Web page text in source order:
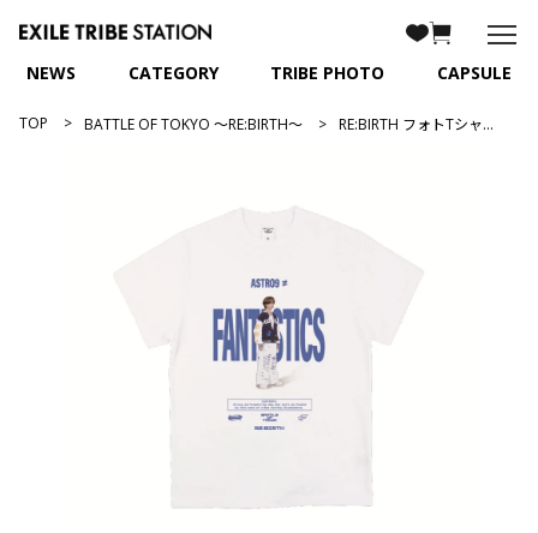
NEWS CATEGORY TRIBE PHOTO CAPSULE
TOP BATTLE OF TOKYO ～RE:BIRTH～ RE:BIRTH フォトTシャツ/中島颯太